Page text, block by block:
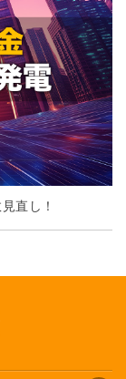
直し！